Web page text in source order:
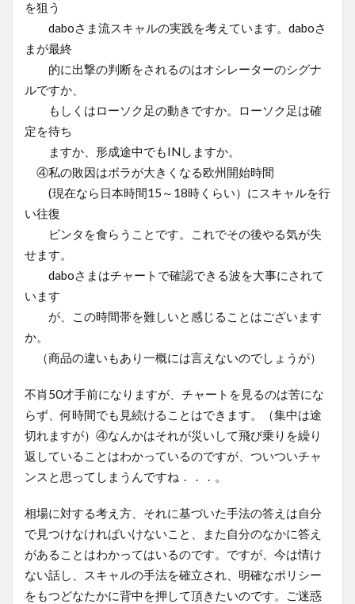
を狙う
daboさま流スキャルの実践を考えています。daboさ
まが最終
的に出撃の判断をされるのはオシレーターのシグナ
ルですか、
もしくはローソク足の動きですか。ローソク足は確
定を待ち
ますか、形成途中でもINしますか。
④私の敗因はボラが大きくなる欧州開始時間
(現在なら日本時間15～18時くらい）にスキャルを行
い往復
ビンタを食らうことです。これでその後やる気が失
せます。
daboさまはチャートで確認できる波を大事にされて
います
が、この時間帯を難しいと感じることはございます
か。
（商品の違いもあり一概には言えないのでしょうが）
不肖50才手前になりますが、チャートを見るのは苦にな
らず、何時間でも見続けることはできます。（集中は途
切れますが）④なんかはそれが災いして飛び乗りを繰り
返していることはわかっているのですが、ついついチャ
ンスと思ってしまうんですね．．．。
相場に対する考え方、それに基づいた手法の答えは自分
で見つけなければいけないこと、また自分のなかに答え
があることはわかってはいるのです。ですが、今は情け
ない話し、スキャルの手法を確立され、明確なポリシー
をもつどなたかに背中を押して頂きたいのです。ご迷惑